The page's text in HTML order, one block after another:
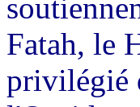
Fatah, le
privilégié